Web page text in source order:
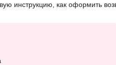
инструкцию, как оформить